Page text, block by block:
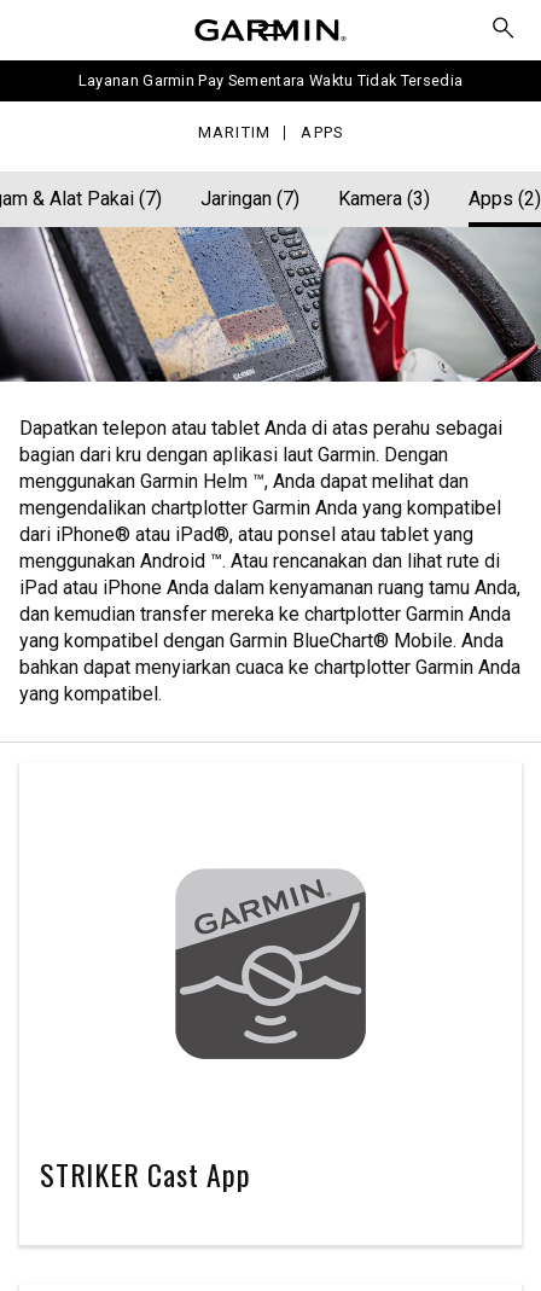
Layanan Garmin Pay Sementara Waktu Tidak Tersedia
MARITIM APPS
& Alat Pakai (7) Jaringan (7) Kamera (3) Apps (2)
Dapatkan telepon atau tablet Anda di atas perahu sebagai
bagian dari kru dengan aplikasi laut Garmin. Dengan
menggunakan Garmin Helm ™, Anda dapat melihat dan
mengendalikan chartplotter Garmin Anda yang kompatibel
dari iPhone® atau iPad®, atau ponsel atau tablet yang
menggunakan Android ™. Atau rencanakan dan lihat rute di
iPad atau iPhone Anda dalam kenyamanan ruang tamu Anda,
dan kemudian transfer mereka ke chartplotter Garmin Anda
yang kompatibel dengan Garmin BlueChart® Mobile. Anda
bahkan dapat menyiarkan cuaca ke chartplotter Garmin Anda
yang kompatibel.
STRIKER Cast App